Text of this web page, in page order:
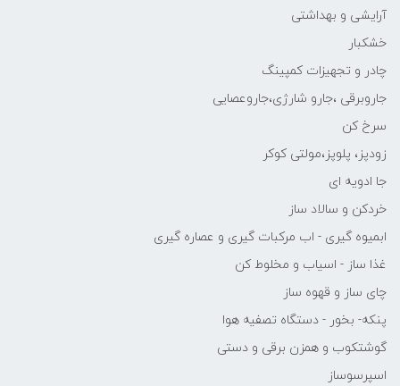
آرایشی و بهداشتی
خشکبار
چادر و تجهیزات کمپینگ
جاروبرقی ،جارو شارژی،جاروعصایی
سرخ کن
زودپز، پلوپز،مولتی کوکر
جا ادویه ای
خردکن و سالاد ساز
ابمیوه گیری - اب مرکبات گیری و عصاره گیری
غذا ساز - اسیاب و مخلوط کن
چای ساز و قهوه ساز
پنکه- بخور - دستگاه تصفیه هوا
گوشتکوب و همزن برقی و دستی
اسپرسوساز